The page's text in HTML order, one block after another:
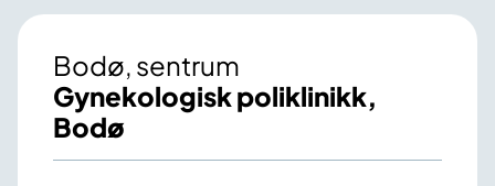
Bodø, sentrum
Gynekologisk poliklinikk,
Bodø